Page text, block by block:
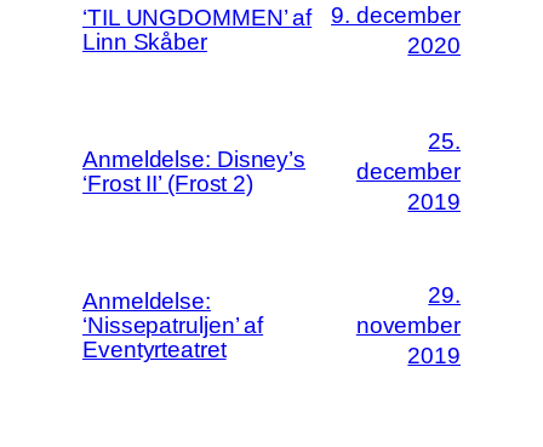
‘TIL UNGDOMMEN’ af
Linn Skåber
9. december
2020
Anmeldelse: Disney’s
‘Frost II’ (Frost 2)
25.
december
2019
Anmeldelse:
‘Nissepatruljen’ af
Eventyrteatret
29.
november
2019